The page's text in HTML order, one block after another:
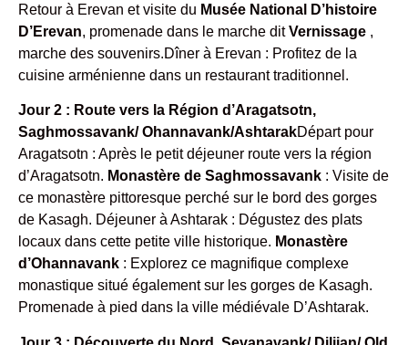
Retour à Erevan et visite du Musée National D’histoire
D’Erevan, promenade dans le marche ditVernissage ,
marche des souvenirs.Dîner à Erevan : Profitez de la
cuisine arménienne dans un restaurant traditionnel.
Jour 2 : Route vers la Région d’Aragatsotn,
Saghmossavank/ Ohannavank/AshtarakDépart pour
Aragatsotn : Après le petit déjeuner route vers la région
d’Aragatsotn. Monastère de Saghmossavank : Visite de
ce monastère pittoresque perché sur le bord des gorges
de Kasagh. Déjeuner à Ashtarak : Dégustez des plats
locaux dans cette petite ville historique. Monastère
d’Ohannavank : Explorez ce magnifique complexe
monastique situé également sur les gorges de Kasagh.
Promenade à pied dans la ville médiévale D’Ashtarak.